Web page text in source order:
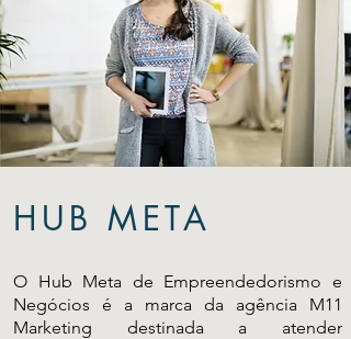
HUB META
O Hub Meta de Empreendedorismo e
Negócios é a marca da agência M11
Marketing destinada a atender